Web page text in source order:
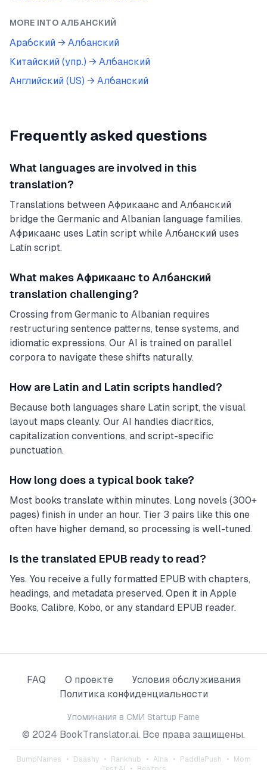
MORE INTO АЛБАНСКИЙ
Арабский → Албанский
Китайский (упр.) → Албанский
Английский (US) → Албанский
Frequently asked questions
What languages are involved in this
translation?
Translations between Африкаанс and Албанский
bridge the Germanic and Albanian language families.
Африкаанс uses Latin script while Албанский uses
Latin script.
What makes Африкаанс to Албанский
translation challenging?
Crossing from Germanic to Albanian requires
restructuring sentence patterns, tense systems, and
idiomatic expressions. Our AI is trained on parallel
corpora to navigate these shifts naturally.
How are Latin and Latin scripts handled?
Because both languages share Latin script, the visual
layout maps cleanly. Our AI handles diacritics,
capitalization conventions, and script-specific
punctuation.
How long does a typical book take?
Most books translate within minutes. Long novels (300+
pages) finish in under an hour. Tier 3 pairs like this one
often have higher demand, so processing is well-tuned.
Is the translated EPUB ready to read?
Yes. You receive a fully formatted EPUB with chapters,
headings, and metadata preserved. Open it in Apple
Books, Calibre, Kobo, or any standard EPUB reader.
FAQ О проекте
Условия обслуживания
Политика конфиденциальности
Упоминания в СМИ Startup Fame
© 2024 BookTranslator.ai. Все права защищены.
BumpNames • Daashy • Rankhub • Aina • PaddlePush •
Mom